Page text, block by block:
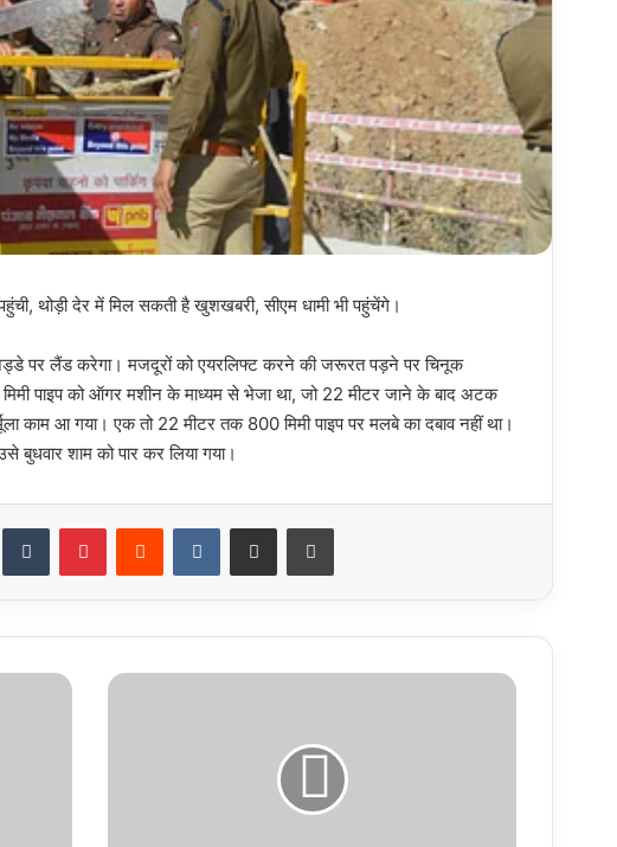
थोड़ी देर में मिल सकती है खुशखबरी, सीएम धामी भी पहुंचेंगे।
अड्डे पर लैंड करेगा। मजदूरों को एयरलिफ्ट करने की जरूरत पड़ने पर चिनूक
पाइप को ऑगर मशीन के माध्यम से भेजा था, जो 22 मीटर जाने के बाद अटक
काम आ गया। एक तो 22 मीटर तक 800 मिमी पाइप पर मलबे का दबाव नहीं था।
शाम को पार कर लिया गया।
Tumblr PinterestReddit VKontakteShare via Email Print
दर्दनाक